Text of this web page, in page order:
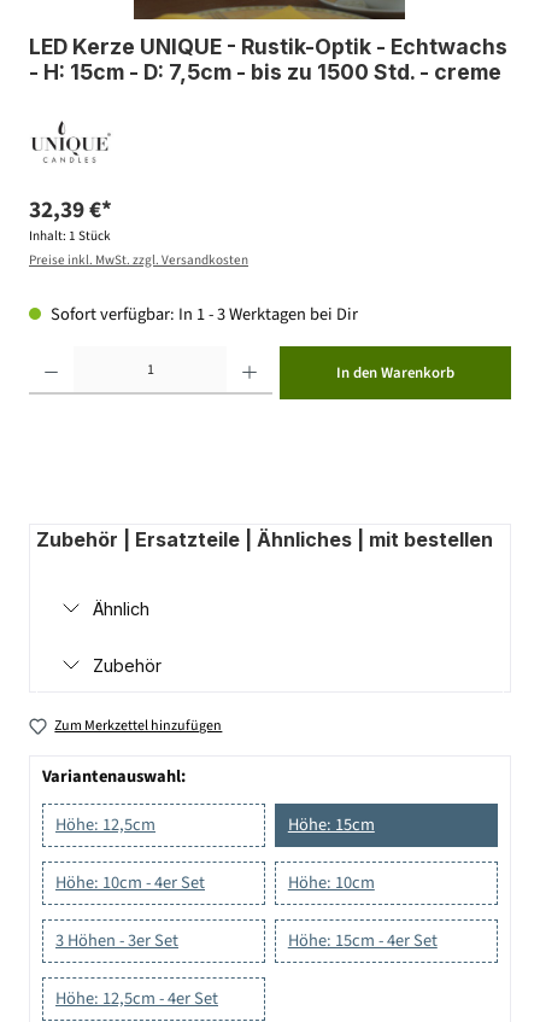
LED Kerze UNIQUE - Rustik-Optik - Echtwachs
- H: 15cm - D: 7,5cm - bis zu 1500 Std. - creme
32,39 €*
Inhalt: 1 Stück
Preise inkl. MwSt. zzgl. Versandkosten
Sofort verfügbar: In 1 - 3 Werktagen bei Dir
In den Warenkorb
Zubehör | Ersatzteile | Ähnliches | mit bestellen
Ähnlich
Zubehör
Zum Merkzettel hinzufügen
Variantenauswahl:
Höhe: 12,5cm
Höhe: 15cm
Höhe: 10cm - 4er Set Höhe: 10cm
3 Höhen - 3er Set Höhe: 15cm - 4er Set
Höhe: 12,5cm - 4er Set